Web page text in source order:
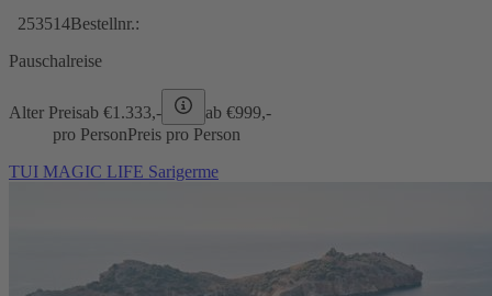
253514Bestellnr.:
Pauschalreise
Alter Preisab €1.333,- ab €999,-
pro PersonPreis pro Person
TUI MAGIC LIFE Sarigerme